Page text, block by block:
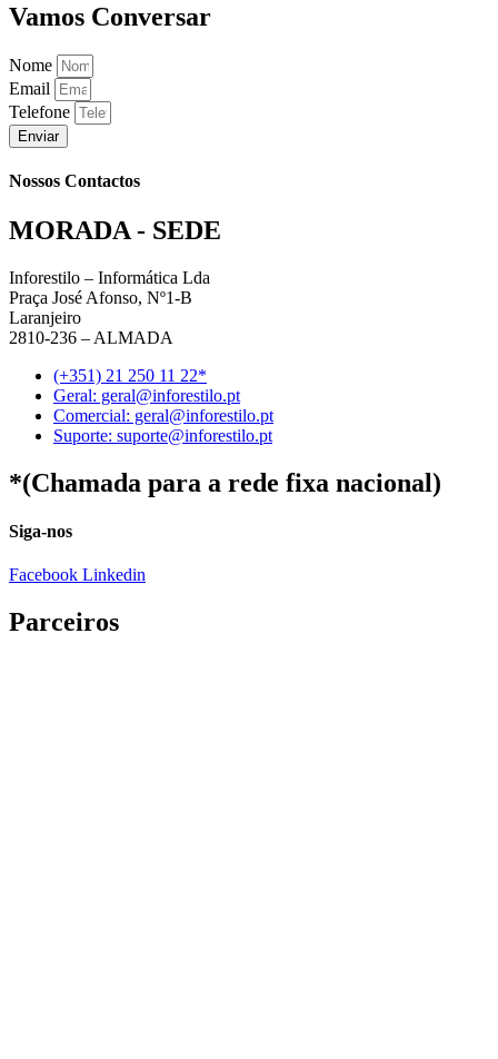
Vamos Conversar
Nome
Email
Telefone
Enviar
Nossos Contactos
MORADA - SEDE
Inforestilo – Informática Lda
Praça José Afonso, Nº1-B
Laranjeiro
2810-236 – ALMADA
(+351) 21 250 11 22*
Geral: geral@inforestilo.pt
Comercial: geral@inforestilo.pt
Suporte: suporte@inforestilo.pt
*(Chamada para a rede fixa nacional)
Siga-nos
Facebook Linkedin
Parceiros